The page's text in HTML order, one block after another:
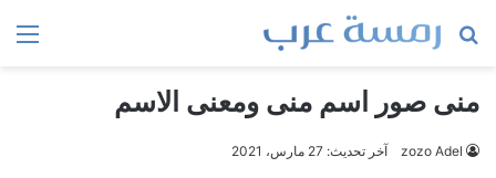
بحث
منى صور اسم منى ومعنى الاسم
zozo Adel آخر تحديث: 27 مارس، 2021